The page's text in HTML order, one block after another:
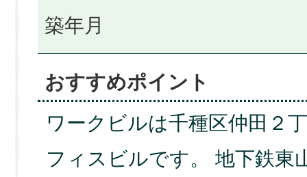
築年月
おすすめポイント
ワークビルは千種区仲田２
フィスビルです。 地下鉄東